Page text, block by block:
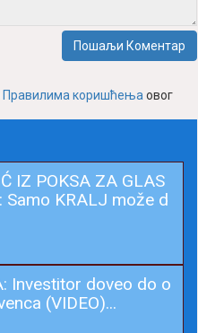
Пошаљи Коментар
Правилима коришћења овог